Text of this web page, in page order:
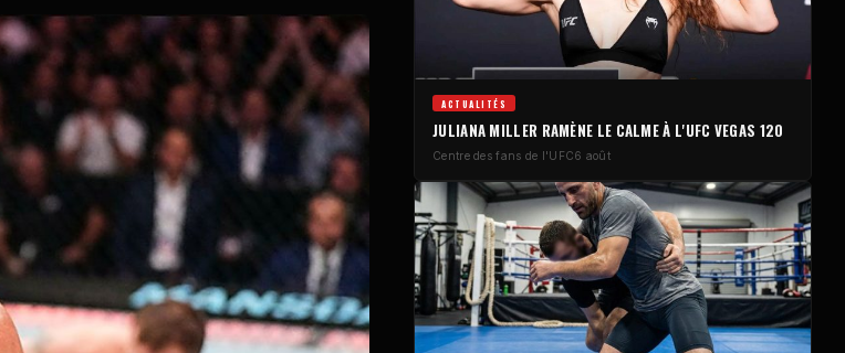
ACTUALITÉS
JULIANA MILLER RAMÈNE LE CALME À L'UFC VEGAS 120
Centre des fans de l'UFC6 août